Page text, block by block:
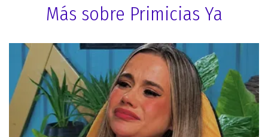
Más sobre Primicias Ya